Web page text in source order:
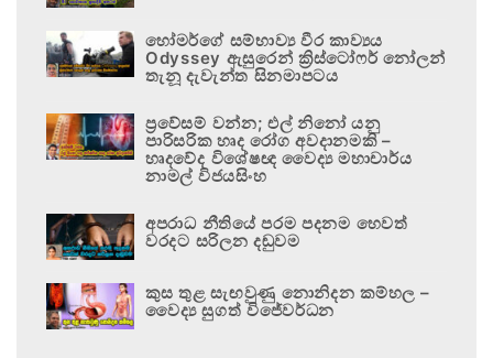
හෝමර්ගේ සම්භාව්‍ය වීර කාව්‍යය
Odyssey ඇසුරෙන් ක්‍රිස්ටෝෆර් නෝලන්
තැනූ දැවැන්ත සිනමාපටය
ප්‍රවේසම් වන්න; එල් නිනෝ යනු
පාරිසරික හෘද රෝග අවදානමකි –
හෘදවේද විශේෂඥ වෛද්‍ය මහාචාර්ය
නාමල් විජයසිංහ
අපරාධ නීතියේ පරම පදනම හෙවත්
වරදට සරිලන දඬුවම
කුස තුළ සැඟවුණු නොනිදන කම්හල –
වෛද්‍ය සුගත් විජේවර්ධන